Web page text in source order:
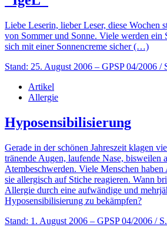
Liebe Leserin, lieber Leser, diese Wochen
von Sommer und Sonne. Viele werden ein
sich mit einer Sonnencreme sicher (…)
Stand: 25. August 2006 – GPSP 04/2006 /
Artikel
Allergie
Hyposensibilisierung
Gerade in der schönen Jahreszeit klagen
tränende Augen, laufende Nase, bisweilen
Atembeschwerden. Viele Menschen haben
sie allergisch auf Stiche reagieren. Wann
Allergie durch eine aufwändige und
Hyposensibilisierung zu bekämpfen?
Stand: 1. August 2006 – GPSP 04/2006 /